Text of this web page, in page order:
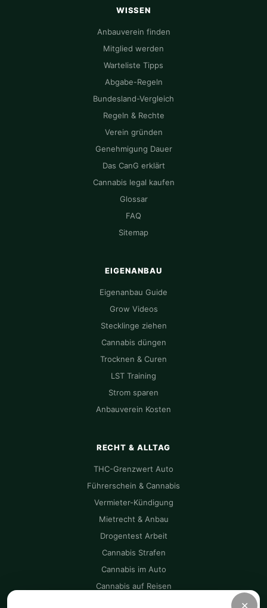
WISSEN
Anbauverein finden
Mitglied werden
Warteliste Tipps
Abgabe-Regeln
Bundesland-Vergleich
Regeln & Rechte
Verein gründen
Genehmigung Dauer
Das CanG erklärt
Cannabis legal kaufen
Glossar
FAQ
Sitemap
EIGENANBAU
Eigenanbau Guide
Grow Videos
Stecklinge ziehen
Cannabis düngen
Trocknen & Curen
LST Training
Strom sparen
Anbauverein Kosten
RECHT & ALLTAG
THC-Grenzwert Auto
Führerschein & Cannabis
Vermieter-Kündigung
Mietrecht & Anbau
Drogentest Arbeit
Cannabis Strafen
Cannabis im Auto
Cannabis auf Reisen
✕